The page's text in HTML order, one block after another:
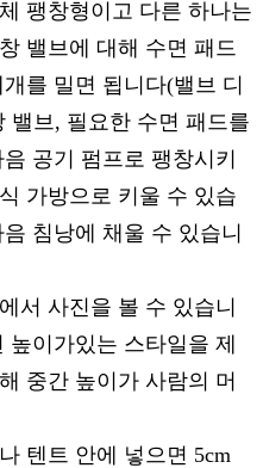
팽창형이고 다른 하나는
밸브에 대해 수면 패드
를 밀면 됩니다(밸브 디
밸브, 필요한 수면 패드를
공기 펌프로 팽창시키
가방으로 키울 수 있습
침낭에 채울 ​​수 있습니
서 사진을 볼 수 있습니
높이가있는 스타일을 제
중간 높이가 사람의 머
텐트 안에 넣으면 5cm